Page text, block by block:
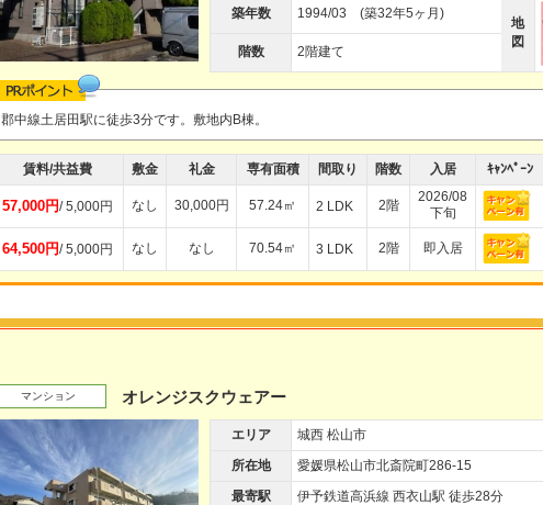
築年数 1994/03 (築32年5ヶ月)
地
図
階数 2階建て
郡中線土居田駅に徒歩3分です。敷地内B棟。
賃料/共益費 敷金 礼金 専有面積 間取り 階数 入居 ｷｬﾝﾍﾟｰﾝ
57,000円/ 5,000円 なし 30,000円 57.24㎡ 2 LDK 2階
2026/08
下旬
64,500円/ 5,000円 なし なし 70.54㎡ 3 LDK 2階 即入居
マンション オレンジスクウェアー
エリア
城西 松山市
所在地
愛媛県松山市北斎院町286-15
最寄駅
伊予鉄道高浜線 西衣山駅 徒歩28分